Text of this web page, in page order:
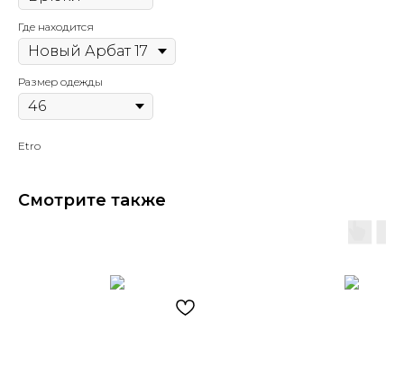
Где находится
Размер одежды
Etro
Смотрите также